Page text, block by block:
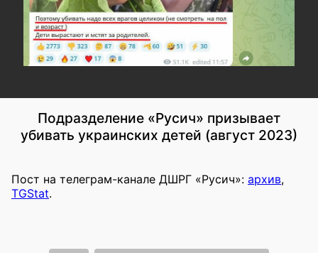
Подразделение «Русич» призывает
убивать украинских детей (август 2023)
Пост на телеграм-канале ДШРГ «Русич»: архив,
TGStat.